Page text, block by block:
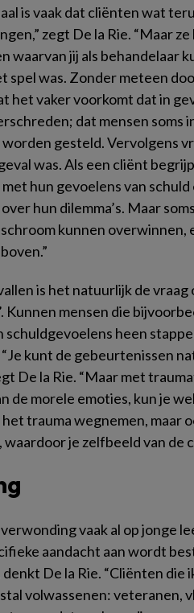
is vaak dat cliënten wat
zegt De la Rie. “Maar
waarvan jij als behandelaar
spel was. Zonder meteen
het vaker voorkomt dat in
dat mensen soms
gesteld. Vervolgens
was. Als een cliënt
hun gevoelens van
hun dilemma’s. Maar
kunnen overwinnen,
is het natuurlijk de
Kunnen mensen die
heen
kunt de gebeurtenissen
De la Rie. “Maar met
de morele emoties, kun je
trauma wegnemen, maar
waardoor je zelfbeeld van de
vaak al op jonge
aandacht aan wordt
De la Rie. “Cliënten die
volwassenen: veteranen,